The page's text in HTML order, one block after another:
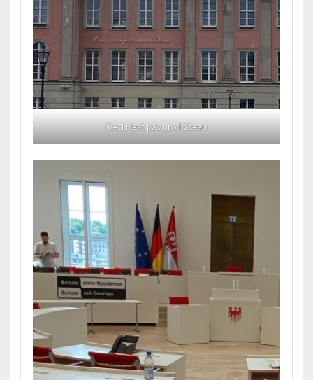
Ceci n’est pas un château